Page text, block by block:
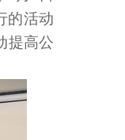
的活动
提高公